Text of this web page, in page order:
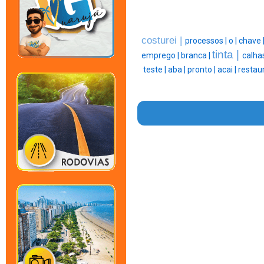
costurei | processos | o | chave
emprego |
branca | tinta |
teste | aba | pronto | acai |